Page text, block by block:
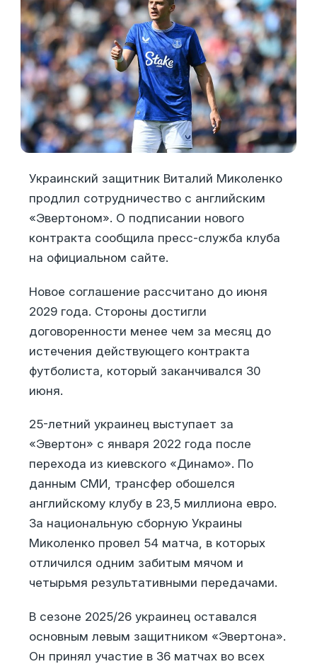
Украинский защитник Виталий Миколенко
продлил сотрудничество с английским
«Эвертоном». О подписании нового
контракта сообщила пресс-служба клуба
на официальном сайте.
Новое соглашение рассчитано до июня
2029 года. Стороны достигли
договоренности менее чем за месяц до
истечения действующего контракта
футболиста, который заканчивался 30
июня.
25-летний украинец выступает за
«Эвертон» с января 2022 года после
перехода из киевского «Динамо». По
данным СМИ, трансфер обошелся
английскому клубу в 23,5 миллиона евро.
За национальную сборную Украины
Миколенко провел 54 матча, в которых
отличился одним забитым мячом и
четырьмя результативными передачами.
В сезоне 2025/26 украинец оставался
основным левым защитником «Эвертона».
Он принял участие в 36 матчах во всех